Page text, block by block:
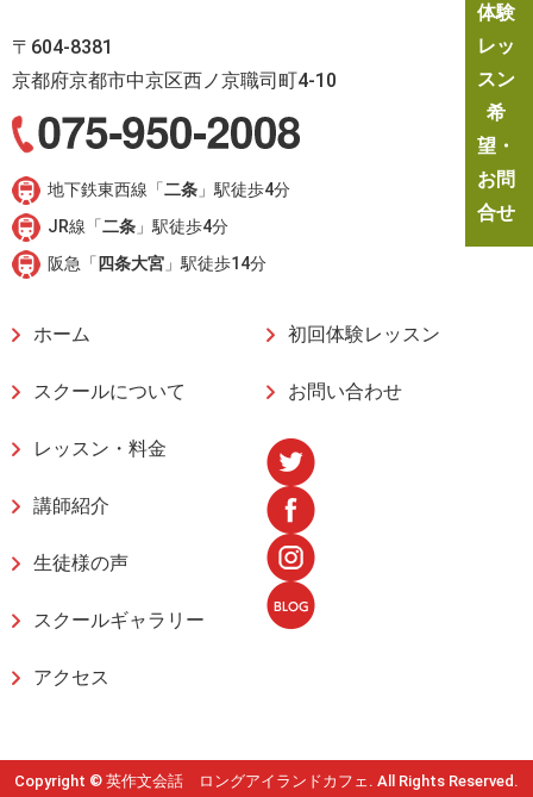
〒604-8381
京都府京都市中京区西ノ京職司町4-10
地下鉄東西線「二条 」駅徒歩4分
JR線「二条 」駅徒歩4分
阪急「 四条大宮 」駅徒歩14分
ホーム
スクールについて
レッスン・料金
講師紹介
生徒様の声
スクールギャラリー
アクセス
初回体験レッスン
お問い合わせ
体験
レッ
スン
希
望・
お問
合せ
Copyright © 英作文会話 ロングアイランドカフェ. All Rights Reserved.